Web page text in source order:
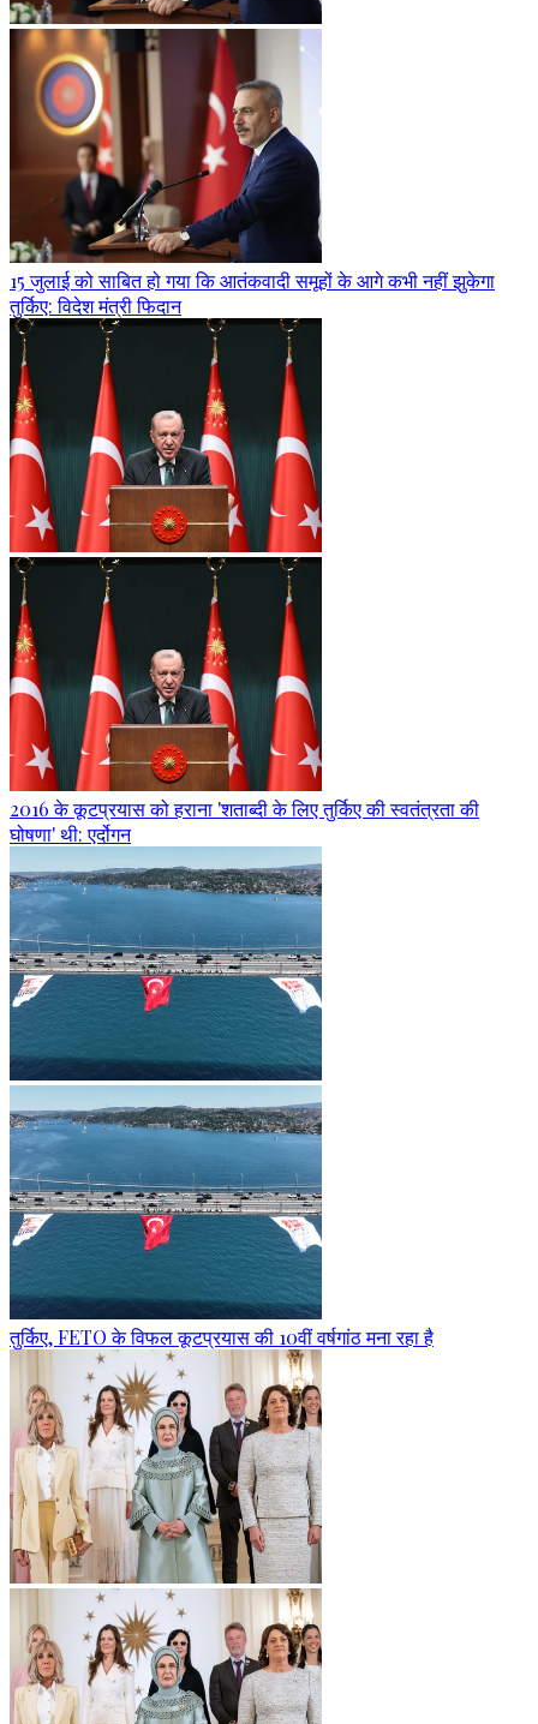
15 जुलाई को साबित हो गया कि आतंकवादी समूहों के आगे कभी नहीं झुकेगा
तुर्किए: विदेश मंत्री फिदान
2016 के कूटप्रयास को हराना 'शताब्दी के लिए तुर्किए की स्वतंत्रता की
घोषणा' थी: एर्दोगन
तुर्किए, FETO के विफल कूटप्रयास की 10वीं वर्षगांठ मना रहा है